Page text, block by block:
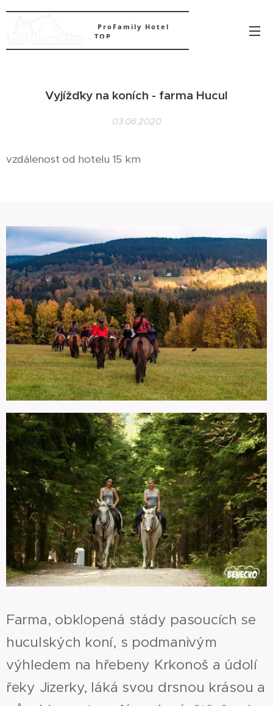
ProFamily Hotel
TOP
Vyjížďky na koních - farma Hucul
03.06.2020
vzdálenost od hotelu 15 km
Farma, obklopená stády pasoucích se
huculských koní, s podmanivým
výhledem na hřebeny Krkonoš a údolí
řeky Jizerky, láká svou drsnou krásou a